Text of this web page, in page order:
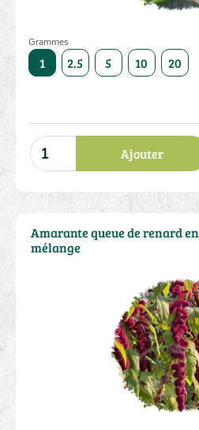
Grammes
1 2.5 5 10 20
Ajouter
Amarante queue de renard en
mélange